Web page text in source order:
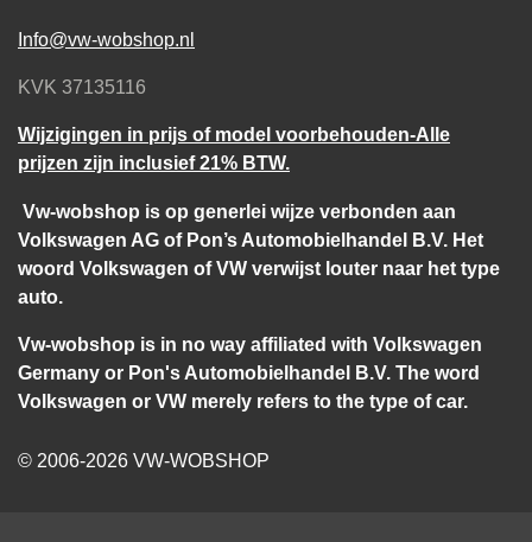
Info@vw-wobshop.nl
KVK 37135116
Wijzigingen in prijs of model voorbehouden-Alle
prijzen zijn inclusief 21% BTW.
Vw-wobshop is op generlei wijze verbonden aan
Volkswagen AG of Pon’s Automobielhandel B.V. Het
woord Volkswagen of VW verwijst louter naar het type
auto.
Vw-wobshop is in no way affiliated with Volkswagen
Germany or Pon's Automobielhandel B.V. The word
Volkswagen or VW merely refers to the type of car.
© 2006-2026 VW-WOBSHOP